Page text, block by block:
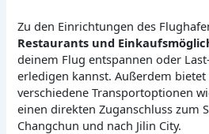
Zu den Einrichtungen des
Restaurants und
deinem Flug entspannen oder
erledigen kannst. Außerdem
verschiedene Transportoptionen
einen direkten Zuganschluss zum
Changchun und nach Jilin City.